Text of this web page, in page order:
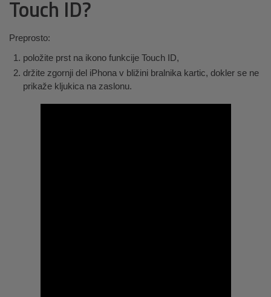
Touch ID?
Preprosto:
položite prst na ikono funkcije Touch ID,
držite zgornji del iPhona v bližini bralnika kartic, dokler se ne
prikaže kljukica na zaslonu.